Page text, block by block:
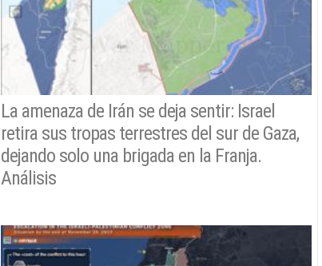
La amenaza de Irán se deja sentir: Israel
retira sus tropas terrestres del sur de Gaza,
dejando solo una brigada en la Franja.
Análisis